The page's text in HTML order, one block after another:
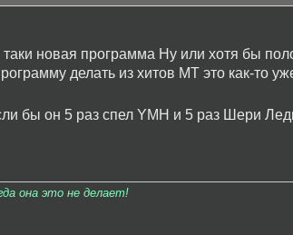
новая программа Ну или хотя бы
делать из хитов МТ это как-то
бы он 5 раз спел YMH и 5 раз Шери
она это не делает!